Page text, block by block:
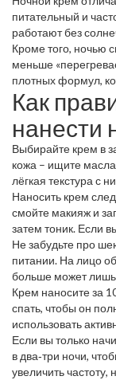
питательный и
работают без
ретинол, пептиды,
компоненты
коллагена и
Кроме того, ночью
меньше
плотных формул,
тяжёлым.
Как
нанести
Выбирайте крем в
кожа – ищите
лёгкая текстура с
хотите бороться с
предпочтение
Наносить крем
смойте макияж и
затем тоник. Если
впитаться, а
всему лицу, мягко
Не забудьте про
питании. На лицо
больше может лишь
Крем наносите за
спать, чтобы он
использовать
Если вы только
в два‑три ночи,
увеличить частоту,